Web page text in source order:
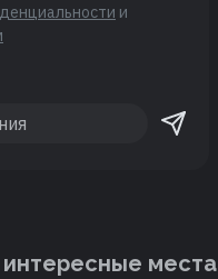
и
места